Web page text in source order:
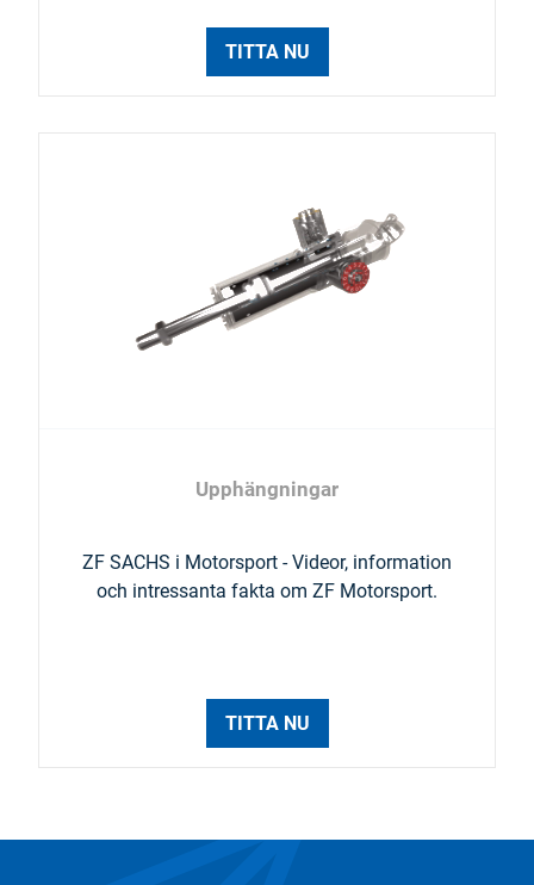
TITTA NU
Upphängningar
ZF SACHS i Motorsport - Videor, information
och intressanta fakta om ZF Motorsport.
TITTA NU